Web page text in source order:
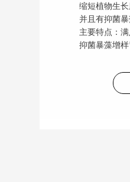
缩短植物生长周期，能有效降
并且有抑菌暴藻增样冒泡显色功
主要特点：满足植物生长所需的波
抑菌暴藻增样